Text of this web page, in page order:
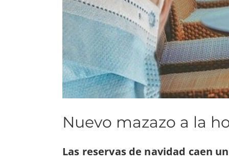
Nuevo mazazo a la
Las reservas de navidad caen